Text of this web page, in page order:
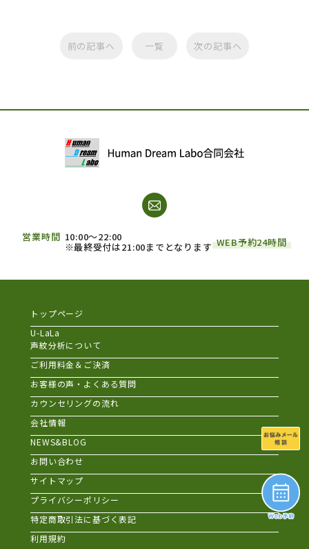
前の記事へ 一覧 次の記事へ
営業時間 10:00～22:00
※最終受付は21:00までとなります WEB予約24時間
トップページ
U-LaLa
声紋分析について
ご利用料金＆ご決済
お客様の声・よくある質問
カウンセリングの流れ
会社情報
NEWS&BLOG
お問い合わせ
サイトマップ
プライバシーポリシー
特定商取引法に基づく表記
利用規約